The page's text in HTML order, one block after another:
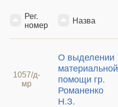
Рег.
номер
Назва
1057/д-
мр
О выделении
материальной
помощи гр.
Романенко
Н.З.